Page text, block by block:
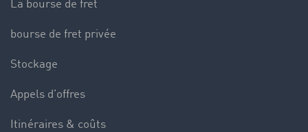
La bourse de fret
bourse de fret privée
Stockage
Appels d’offres
Itinéraires & coûts